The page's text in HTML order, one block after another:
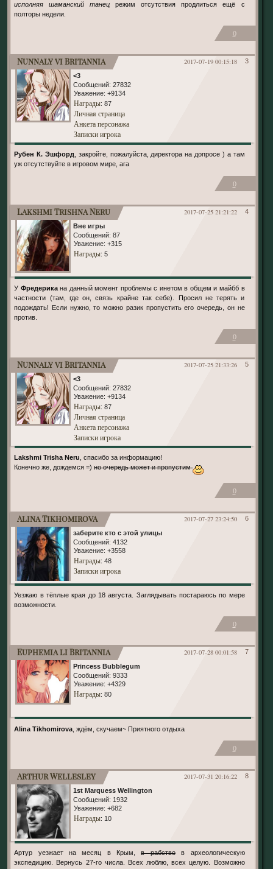
исполняя шаманский танец режим отсутствия продлиться ещё с
полторы недели.
0
3
2017-07-19 00:15:18
Nunnaly vi Britannia
<3
Сообщений: 27832
Уважение: +9134
Награды: 87
Личная страница
Анкета персонажа
Записки игрока
Рубен К. Эшфорд , закройте, пожалуйста, директора на допросе ) а там
уж отсутствуйте в игровом мире, ага
0
4
2017-07-25 21:21:22
Lakshmi Trishna Neru
Вне игры
Сообщений: 87
Уважение: +315
Награды: 5
У Фредерикана данный момент проблемы с инетом в общем и майбб в
частности (там, где он, связь крайне так себе). Просил не терять и
подождать! Если нужно, то можно разик пропустить его очередь, он не
против.
0
5
2017-07-25 21:33:26
Nunnaly vi Britannia
<3
Сообщений: 27832
Уважение: +9134
Награды: 87
Личная страница
Анкета персонажа
Записки игрока
Lakshmi Trisha Neru, спасибо за информацию!
Конечно же, дождемся =)но очередь может и пропустим
0
6
2017-07-27 23:24:50
Alina Tikhomirova
заберите кто с этой улицы
Сообщений: 4132
Уважение: +3558
Награды: 48
Записки игрока
Уезжаю в тёплые края до 18 августа. Заглядывать постараюсь по мере
возможности.
0
7
2017-07-28 00:01:58
Euphemia li Britannia
Princess Bubblegum
Сообщений: 9333
Уважение: +4329
Награды: 80
Alina Tikhomirova , ждём, скучаем~ Приятного отдыха
0
8
2017-07-31 20:16:22
Arthur Wellesley
1st Marquess Wellington
Сообщений: 1932
Уважение: +682
Награды: 10
Артур уезжает на месяц в Крым,в рабствов археологическую
экспедицию. Вернусь 27-го числа. Всех люблю, всех целую. Возможно